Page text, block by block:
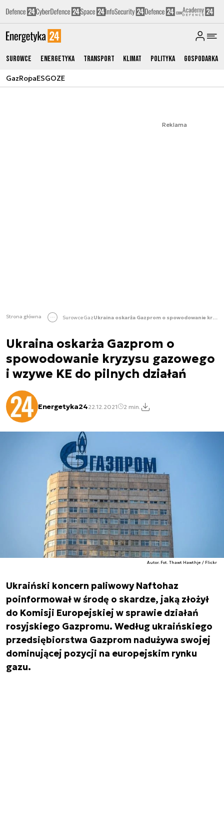
Surowce Energetyka Transport Klimat Polityka Gospodarka
GazRopaESGOZE
Reklama
Strona główna SurowceGaz Ukraina oskarża Gazprom o spowodowanie kryzysu gazowego i wzywe KE do pilnych działań
Ukraina oskarża Gazprom o
spowodowanie kryzysu gazowego
i wzywe KE do pilnych działań
Energetyka2422.12.2021 2 min.
Autor. Fot. Thawt Hawthje / Flickr
Ukraiński koncern paliwowy Naftohaz
poinformował w środę o skardze, jaką złożył
do Komisji Europejskiej w sprawie działań
rosyjskiego Gazpromu. Według ukraińskiego
przedsiębiorstwa Gazprom nadużywa swojej
dominującej pozycji na europejskim rynku
gazu.